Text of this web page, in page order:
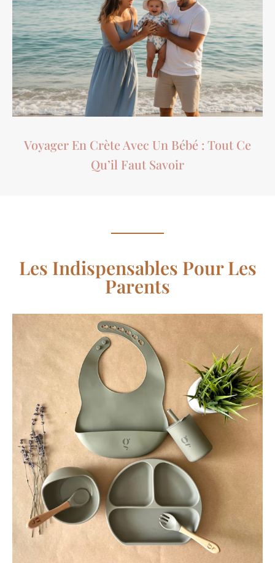
Voyager En Crète Avec Un Bébé : Tout Ce
Qu’il Faut Savoir
Les Indispensables Pour Les
Parents